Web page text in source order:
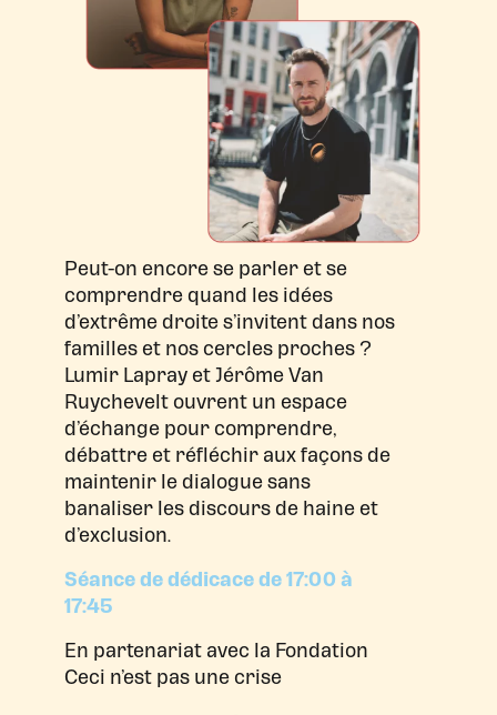
Peut-on encore se parler et se
comprendre quand les idées
d’extrême droite s’invitent dans nos
familles et nos cercles proches ?
Lumir Lapray et Jérôme Van
Ruychevelt ouvrent un espace
d’échange pour comprendre,
débattre et réfléchir aux façons de
maintenir le dialogue sans
banaliser les discours de haine et
d’exclusion.
Séance de dédicace de 17:00 à
17:45
En partenariat avec la Fondation
Ceci n’est pas une crise